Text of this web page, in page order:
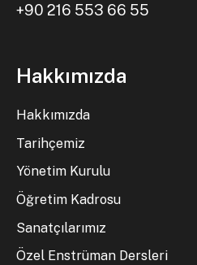
+90 216 553 66 55
Hakkımızda
Hakkımızda
Tarihçemiz
Yönetim Kurulu
Öğretim Kadrosu
Sanatçılarımız
Özel Enstrüman Dersleri